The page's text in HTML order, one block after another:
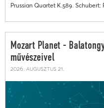
Prussian Quartet K.589. Schubert:
Mozart Planet -
művészeivel
2026. augusztus 21.